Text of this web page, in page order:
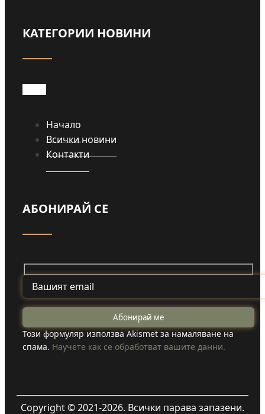
Прочети
КАТЕГОРИИ НОВИНИ
Начало
Всички новини
Контакти
АБОНИРАЙ СЕ
Този формуляр използва Akismet за намаляване на
спама. Научете как се обработват вашите данни.
Copyright © 2021-2026. Всички парава запазени.